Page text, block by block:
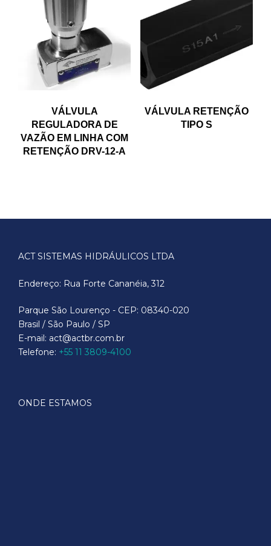
VÁLVULA
REGULADORA DE
VAZÃO EM LINHA COM
RETENÇÃO DRV-12-A
VÁLVULA RETENÇÃO
TIPO S
ACT SISTEMAS HIDRÁULICOS LTDA
Endereço: Rua Forte Cananéia, 312
Parque São Lourenço - CEP: 08340-020
Brasil / São Paulo / SP
E-mail: act@actbr.com.br
Telefone: +55 11 3809-4100
ONDE ESTAMOS